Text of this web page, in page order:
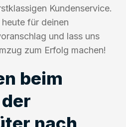
Kundenservice.
für deinen
und lass uns
zum Erfolg machen!
beim